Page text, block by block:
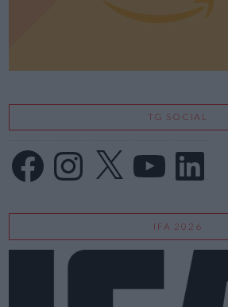
TG SOCIAL
FacebookInstagram
X LinkedIn
IFA 2026